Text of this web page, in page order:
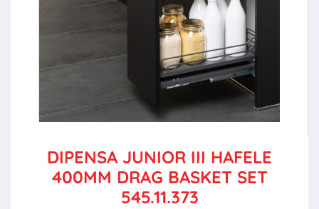
DIPENSA JUNIOR III HAFELE
400MM DRAG BASKET SET
545.11.373